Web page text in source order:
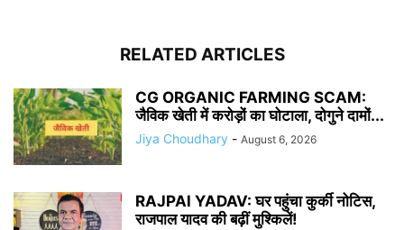
RELATED ARTICLES
CG ORGANIC FARMING SCAM:
जैविक खेती में करोड़ों का घोटाला, दोगुने दामों...
Jiya Choudhary - August 6, 2026
RAJPAl YADAV: घर पहुंचा कुर्की नोटिस,
राजपाल यादव की बढ़ीं मुश्किलें!